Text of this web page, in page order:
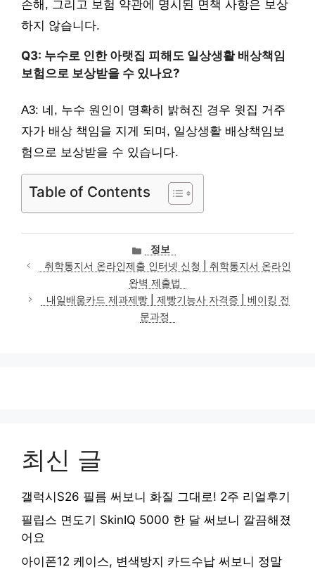
손해, 그리고 보험 약관에 명시된 면책 사항은 보상
하지 않습니다.
Q3: 누수로 인한 아랫집 피해도 일상생활 배상책임
보험으로 보상받을 수 있나요?
A3: 네, 누수 원인이 명확히 밝혀진 경우 윗집 거주
자가 배상 책임을 지게 되며, 일상생활 배상책임보
험으로 보상받을 수 있습니다.
Table of Contents
카
테
고
리
정보
취학통지서 온라인제출 인터넷 신청 | 취학통지서 온라인
완벽 제출법
내일배움카드 제과제빵 | 제빵기능사 자격증 | 베이킹 전
문과정
최신 글
갤럭시S26 필름 써보니 화질 그대로! 2주 리얼후기
필립스 면도기 SkinIQ 5000 한 달 써보니 깔끔해졌
어요
아이폰12 케이스, 변색방지 카드수납 써보니 정말